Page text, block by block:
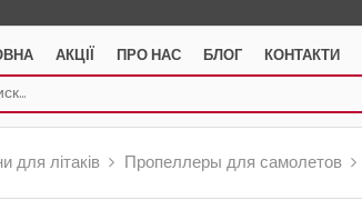
АКЦІЇ ПРО НАС БЛОГ КОНТАКТИ
для літаків Пропеллеры для самолетов